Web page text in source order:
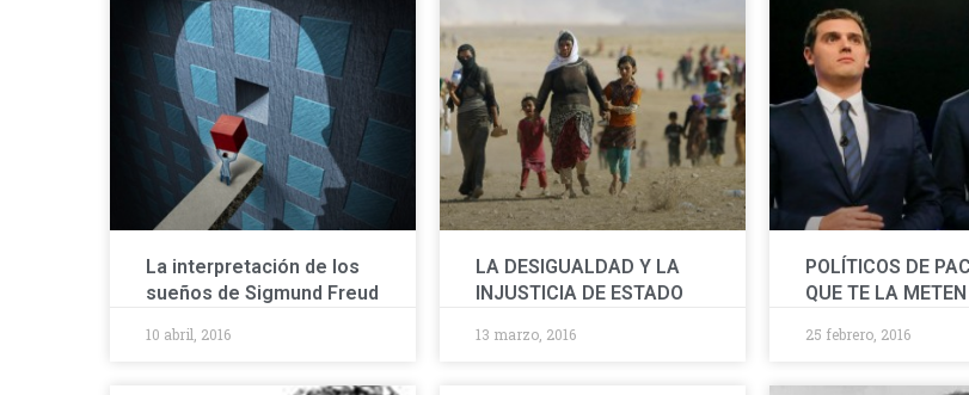
La interpretación de los
sueños de Sigmund Freud
10 abril, 2016
LA DESIGUALDAD Y LA
INJUSTICIA DE ESTADO
13 marzo, 2016
POLÍTICOS DE
QUE TE LA METEN
25 febrero, 2016